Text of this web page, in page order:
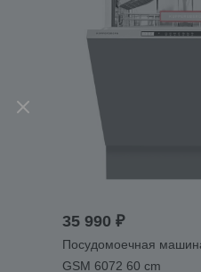
35 990 ₽
Посудомоечная
GSM 6072 60 сm